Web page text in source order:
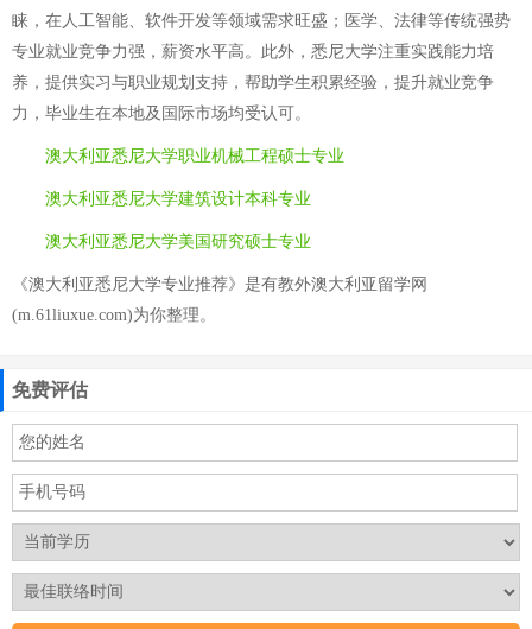
睐，在人工智能、软件开发等领域需求旺盛；医学、法律等传统强势
专业就业竞争力强，薪资水平高。此外，悉尼大学注重实践能力培
养，提供实习与职业规划支持，帮助学生积累经验，提升就业竞争
力，毕业生在本地及国际市场均受认可。
澳大利亚悉尼大学职业机械工程硕士专业
澳大利亚悉尼大学建筑设计本科专业
澳大利亚悉尼大学美国研究硕士专业
《澳大利亚悉尼大学专业推荐》是有教外澳大利亚留学网
(m.61liuxue.com)为你整理。
免费评估